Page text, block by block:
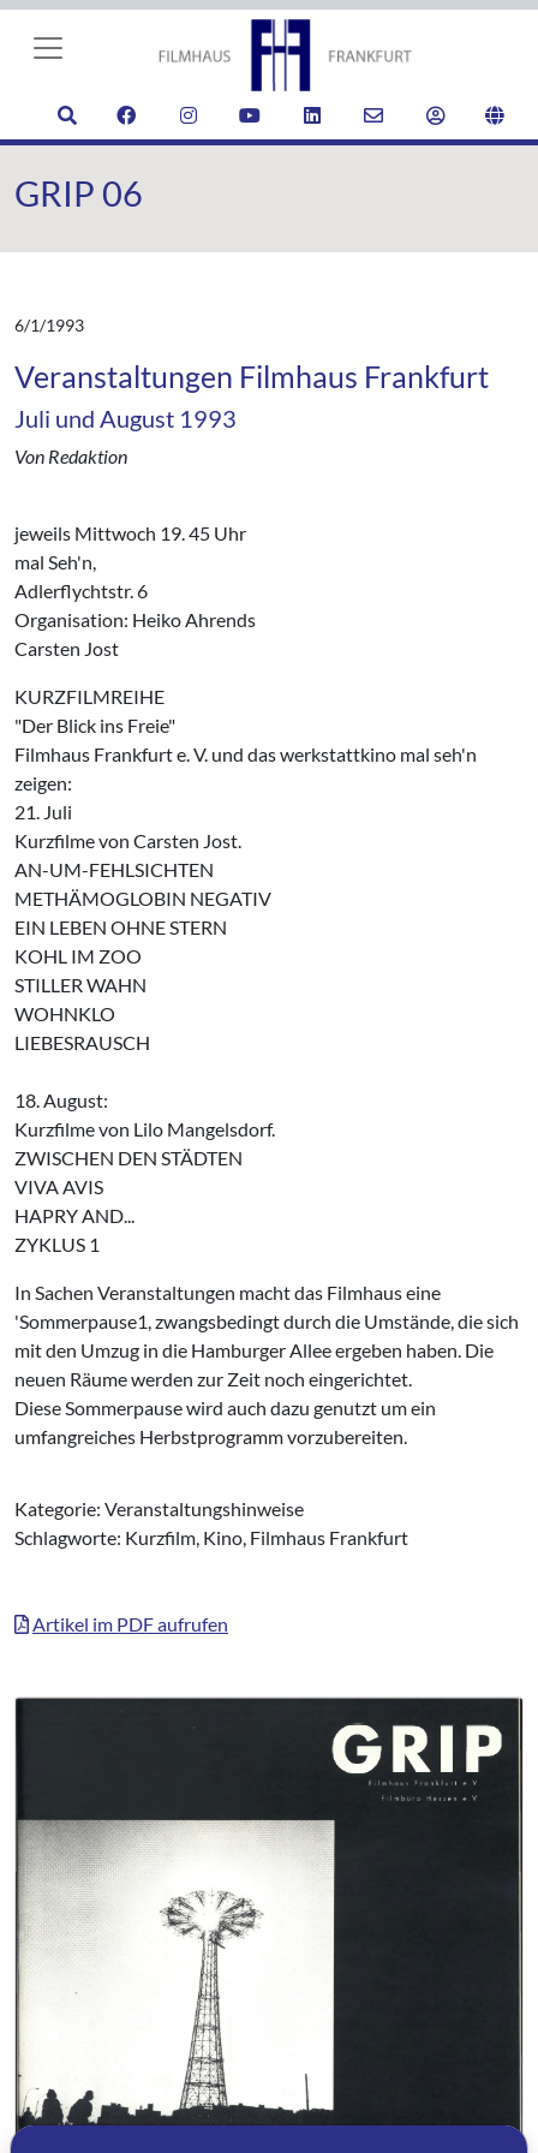
GRIP 06
6/1/1993
Veranstaltungen Filmhaus Frankfurt
Juli und August 1993
Von Redaktion
jeweils Mittwoch 19. 45 Uhr
mal Seh'n,
Adlerflychtstr. 6
Organisation: Heiko Ahrends
Carsten Jost
KURZFILMREIHE
"Der Blick ins Freie"
Filmhaus Frankfurt e. V. und das werkstattkino mal seh'n
zeigen:
21. Juli
Kurzfilme von Carsten Jost.
AN-UM-FEHLSICHTEN
METHÄMOGLOBIN NEGATIV
EIN LEBEN OHNE STERN
KOHL IM ZOO
STILLER WAHN
WOHNKLO
LIEBESRAUSCH
18. August:
Kurzfilme von Lilo Mangelsdorf.
ZWISCHEN DEN STÄDTEN
VIVA AVIS
HAPRY AND...
ZYKLUS 1
In Sachen Veranstaltungen macht das Filmhaus eine
'Sommerpause1, zwangsbedingt durch die Umstände, die sich
mit den Umzug in die Hamburger Allee ergeben haben. Die
neuen Räume werden zur Zeit noch eingerichtet.
Diese Sommerpause wird auch dazu genutzt um ein
umfangreiches Herbstprogramm vorzubereiten.
Kategorie: Veranstaltungshinweise
Schlagworte: Kurzfilm, Kino, Filmhaus Frankfurt
Artikel im PDF aufrufen